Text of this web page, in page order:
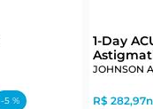
-5 %
1-Day
JOHNSON
R$ 282,97